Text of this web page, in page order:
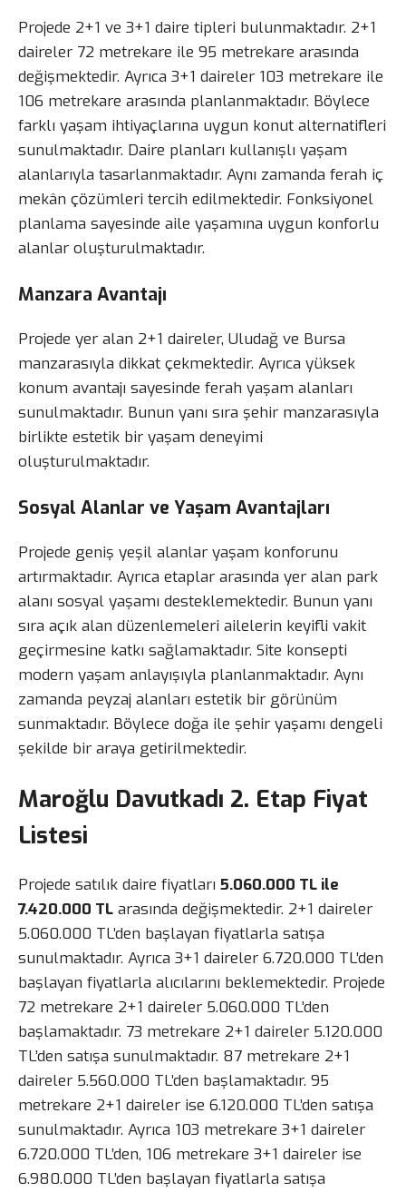
Projede 2+1 ve 3+1 daire tipleri bulunmaktadır. 2+1
daireler 72 metrekare ile 95 metrekare arasında
değişmektedir. Ayrıca 3+1 daireler 103 metrekare ile
106 metrekare arasında planlanmaktadır. Böylece
farklı yaşam ihtiyaçlarına uygun konut alternatifleri
sunulmaktadır. Daire planları kullanışlı yaşam
alanlarıyla tasarlanmaktadır. Aynı zamanda ferah iç
mekân çözümleri tercih edilmektedir. Fonksiyonel
planlama sayesinde aile yaşamına uygun konforlu
alanlar oluşturulmaktadır.
Manzara Avantajı
Projede yer alan 2+1 daireler, Uludağ ve Bursa
manzarasıyla dikkat çekmektedir. Ayrıca yüksek
konum avantajı sayesinde ferah yaşam alanları
sunulmaktadır. Bunun yanı sıra şehir manzarasıyla
birlikte estetik bir yaşam deneyimi
oluşturulmaktadır.
Sosyal Alanlar ve Yaşam Avantajları
Projede geniş yeşil alanlar yaşam konforunu
artırmaktadır. Ayrıca etaplar arasında yer alan park
alanı sosyal yaşamı desteklemektedir. Bunun yanı
sıra açık alan düzenlemeleri ailelerin keyifli vakit
geçirmesine katkı sağlamaktadır. Site konsepti
modern yaşam anlayışıyla planlanmaktadır. Aynı
zamanda peyzaj alanları estetik bir görünüm
sunmaktadır. Böylece doğa ile şehir yaşamı dengeli
şekilde bir araya getirilmektedir.
Maroğlu Davutkadı 2. Etap Fiyat
Listesi
Projede satılık daire fiyatları 5.060.000 TL ile
7.420.000 TL arasında değişmektedir. 2+1 daireler
5.060.000 TL’den başlayan fiyatlarla satışa
sunulmaktadır. Ayrıca 3+1 daireler 6.720.000 TL’den
başlayan fiyatlarla alıcılarını beklemektedir. Projede
72 metrekare 2+1 daireler 5.060.000 TL’den
başlamaktadır. 73 metrekare 2+1 daireler 5.120.000
TL’den satışa sunulmaktadır. 87 metrekare 2+1
daireler 5.560.000 TL’den başlamaktadır. 95
metrekare 2+1 daireler ise 6.120.000 TL’den satışa
sunulmaktadır. Ayrıca 103 metrekare 3+1 daireler
6.720.000 TL’den, 106 metrekare 3+1 daireler ise
6.980.000 TL’den başlayan fiyatlarla satışa